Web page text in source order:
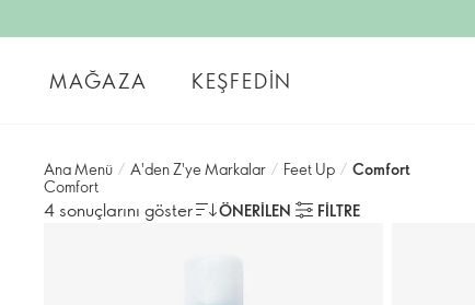
MAĞAZA KEŞFEDIN
Ana Menü / A'den Z'ye Markalar / Feet Up / Comfort
Comfort
4 sonuçlarını göster ÖNERILEN FILTRE